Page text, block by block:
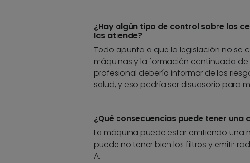
¿Hay algún tipo de control sobre los
las atiende?
Todo apunta a que la legislación no se
máquinas y la formación continuada
profesional debería informar de los
salud, y eso podría ser disuasorio para
¿Qué consecuencias puede tener
La máquina puede estar emitiendo
puede no tener bien los filtros y emitir
A.